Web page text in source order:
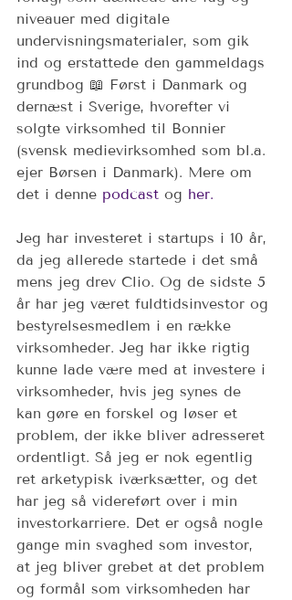
niveauer med digitale
undervisningsmaterialer, som gik
ind og erstattede den gammeldags
grundbog 📖 Først i Danmark og
dernæst i Sverige, hvorefter vi
solgte virksomhed til Bonnier
(svensk medievirksomhed som bl.a.
ejer Børsen i Danmark). Mere om
det i denne podcast og her.
Jeg har investeret i startups i 10 år,
da jeg allerede startede i det små
mens jeg drev Clio. Og de sidste 5
år har jeg været fuldtidsinvestor og
bestyrelsesmedlem i en række
virksomheder. Jeg har ikke rigtig
kunne lade være med at investere i
virksomheder, hvis jeg synes de
kan gøre en forskel og løser et
problem, der ikke bliver adresseret
ordentligt. Så jeg er nok egentlig
ret arketypisk iværksætter, og det
har jeg så videreført over i min
investorkarriere. Det er også nogle
gange min svaghed som investor,
at jeg bliver grebet at det problem
og formål som virksomheden har